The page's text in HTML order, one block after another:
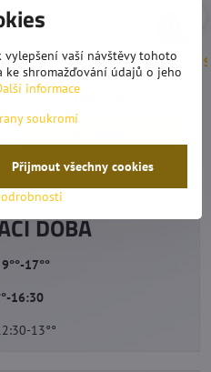
Sunpro SUNDOCAN 500W LED
20420 Kč
DOBA
17°°
16:30
13°°
vylepšení vaší návštěvy tohoto
ke shromažďování údajů o jeho
informace
soukromí
Přijmout všechny cookies